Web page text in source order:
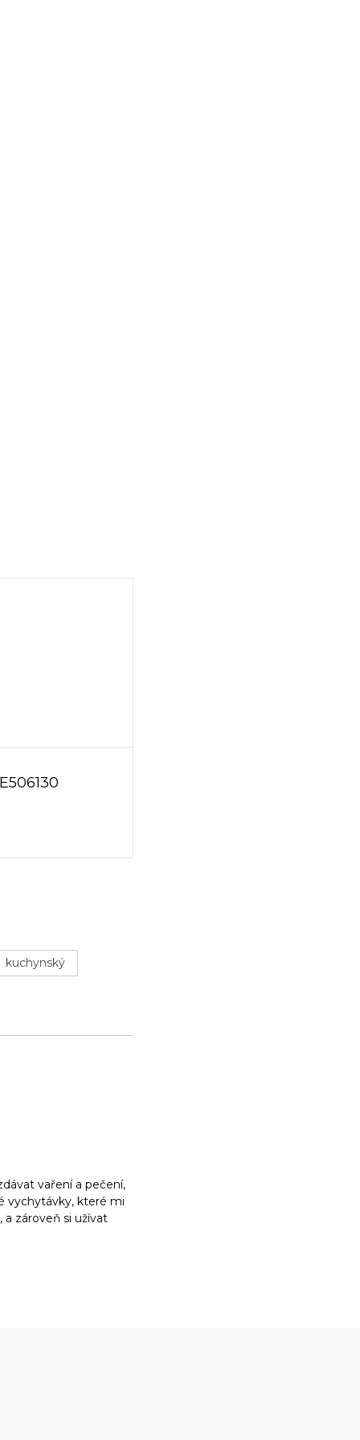
kuchynský
vaření a pečení,
vychytávky, které mi
zároveň si užívat